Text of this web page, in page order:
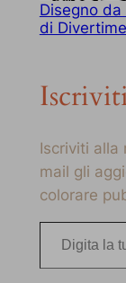
Disegno
di
Iscriviti alla
mail gli
colorare
Digita la tua e-mail…